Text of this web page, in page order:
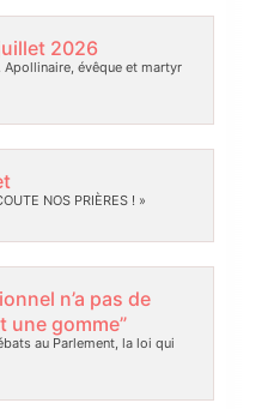
2026
évêque et martyr
NOS PRIÈRES ! »
n’a pas de
une gomme”
au Parlement, la loi qui